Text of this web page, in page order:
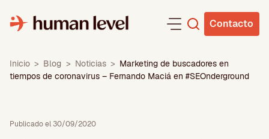
contenido
Contacto
Inicio > Blog > Noticias > Marketing de buscadores en
tiempos de coronavirus – Fernando Maciá en #SEOnderground
Publicado el 30/09/2020